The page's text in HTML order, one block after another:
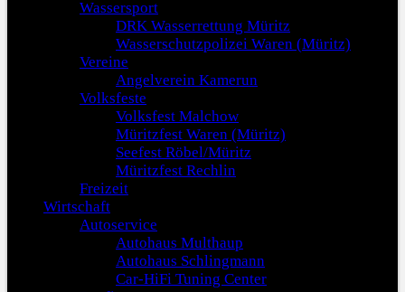
Wassersport
DRK Wasserrettung Müritz
Wasserschutzpolizei Waren (Müritz)
Vereine
Angelverein Kamerun
Volksfeste
Volksfest Malchow
Müritzfest Waren (Müritz)
Seefest Röbel/Müritz
Müritzfest Rechlin
Freizeit
Wirtschaft
Autoservice
Autohaus Multhaup
Autohaus Schlingmann
Car-HiFi Tuning Center